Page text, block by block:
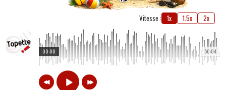
Vitesse : 1x 1.5x 2x
50:04
00:00